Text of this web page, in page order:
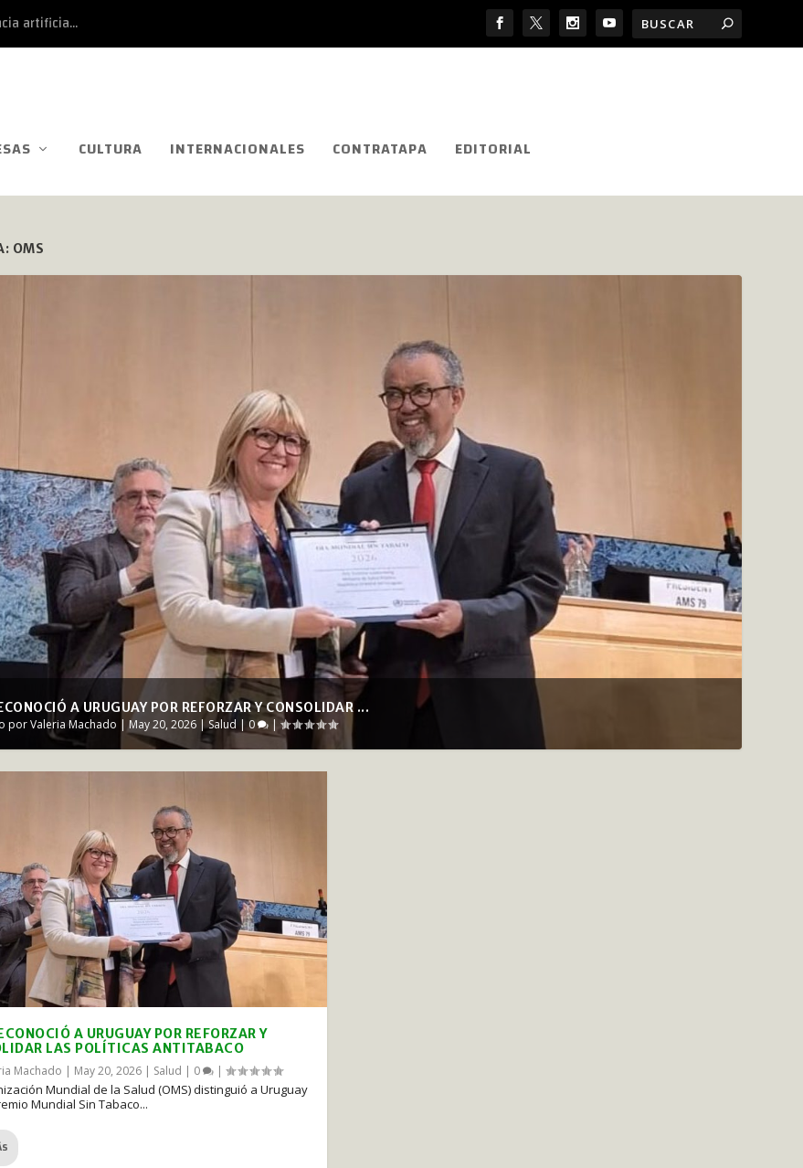
artificia...
CULTURA INTERNACIONALES CONTRATAPA EDITORIAL
OMS
A URUGUAY POR REFORZAR Y CONSOLIDAR ...
porValeria Machado |May 20, 2026|Salud |0 |
A URUGUAY POR REFORZAR Y
LAS POLÍTICAS ANTITABACO
Machado | May 20, 2026| Salud | 0 |
Mundial de la Salud (OMS) distinguió a Uruguay
Mundial Sin Tabaco...